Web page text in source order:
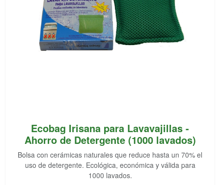
Ecobag Irisana para Lavavajillas -
Ahorro de Detergente (1000 lavados)
Bolsa con cerámicas naturales que reduce hasta un 70% el
uso de detergente. Ecológica, económica y válida para
1000 lavados.